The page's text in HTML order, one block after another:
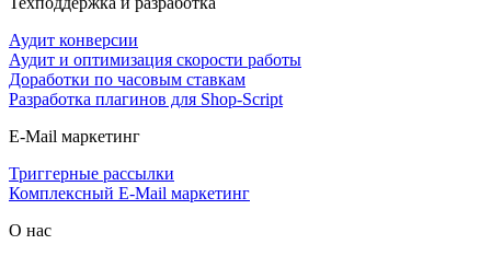
Аудит конверсии
Аудит и оптимизация скорости работы
Доработки по часовым ставкам
Разработка плагинов для Shop-Script
E-Mail маркетинг
Триггерные рассылки
Комплексный E-Mail маркетинг
О нас